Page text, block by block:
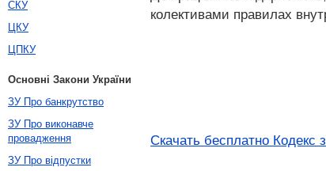
колективами правилах
Скачать бесплатно Кодекс
СКУ
ЦКУ
ЦПКУ
Основні Закони України
ЗУ Про банкрутство
ЗУ Про виконавче
провадження
ЗУ Про відпустки